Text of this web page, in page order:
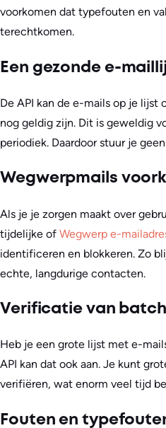
voorkomen dat typefouten en
terechtkomen.
Een gezonde e-
De API kan de e-mails op je
nog geldig zijn. Dit is geweldig
periodiek. Daardoor stuur je
Wegwerpmails
Als je je zorgen maakt over
tijdelijke of Wegwerp e-
identificeren en blokkeren. Zo
echte, langdurige contacten.
Verificatie van
Heb je een grote lijst met e-
API kan dat ook aan. Je kunt
verifiëren, wat enorm veel tijd
Fouten en